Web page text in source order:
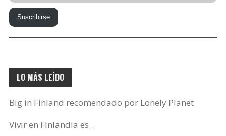
tu
correo
electrónico…
Suscribirse
LO MÁS LEÍDO
Big in Finland recomendado por Lonely Planet
Vivir en Finlandia es...